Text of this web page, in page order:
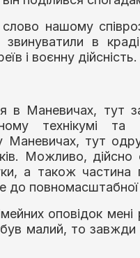
нашому
звинуватили в
і воєнну
в Маневичах, тут
технікумі та
Маневичах, тут
Можливо,
а також частина
до повномасштабної
оповідок
малий, то завжди